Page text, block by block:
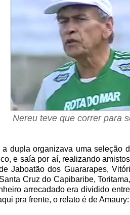
Nereu teve que correr para
dupla organizava uma seleção
e saía por aí, realizando
Jaboatão dos Guararapes,
Cruz do Capibaribe,
arrecadado era dividido
pra frente, o relato é de Amaury: